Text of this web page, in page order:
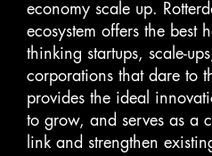
economy scale up.
ecosystem offers the best
thinking startups, scale-
corporations that dare to
provides the ideal
to grow, and serves as a
link and strengthen